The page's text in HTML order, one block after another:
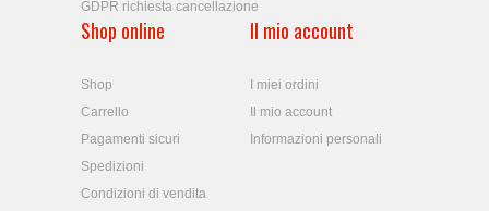
GDPR richiesta cancellazione
Shop online
Shop
Carrello
Pagamenti sicuri
Spedizioni
Condizioni di vendita
Il mio account
I miei ordini
Il mio account
Informazioni personali